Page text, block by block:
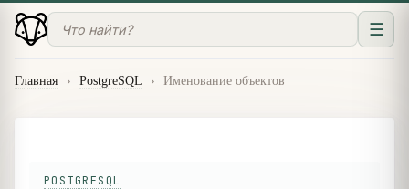
☰
Главная › PostgreSQL › Именование объектов
POSTGRESQL